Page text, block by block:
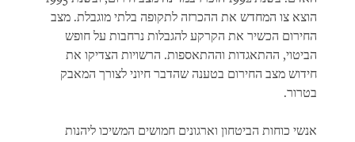
הוצא צו המחדש את ההכרזה לתקופה בלתי מוגבלת. מצב
החירום הכשיר את הקרקע להגבלות נרחבות על חופש
הביטוי, ההתאגדות וההתאספות. הרשויות הצדיקו את
חידוש מצב החירום בטענה שהדבר חיוני לצורך המאבק
בטרור.
אנשי כוחות הביטחון וארגונים חמושים המשיכו ליהנות